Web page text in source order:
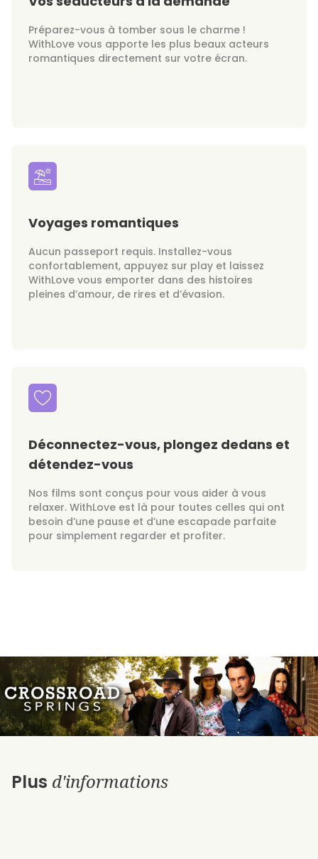
Préparez-vous à tomber sous le charme !
WithLove vous apporte les plus beaux acteurs
romantiques directement sur votre écran.
Voyages romantiques
Aucun passeport requis. Installez-vous
confortablement, appuyez sur play et laissez
WithLove vous emporter dans des histoires
pleines d’amour, de rires et d’évasion.
Déconnectez-vous, plongez dedans et
détendez-vous
Nos films sont conçus pour vous aider à vous
relaxer. WithLove est là pour toutes celles qui ont
besoin d’une pause et d’une escapade parfaite
pour simplement regarder et profiter.
Plus d'informations